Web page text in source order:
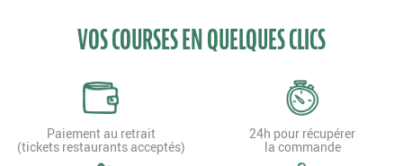
VOS COURSES EN QUELQUES CLICS
Paiement au retrait
(tickets restaurants acceptés)
24h pour récupérer
la commande